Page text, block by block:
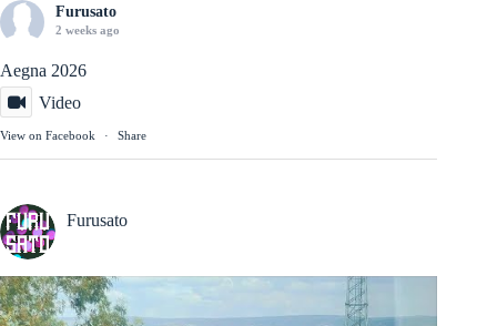
Furusato
2 weeks ago
Aegna 2026
Video
View on Facebook · Share
Furusato